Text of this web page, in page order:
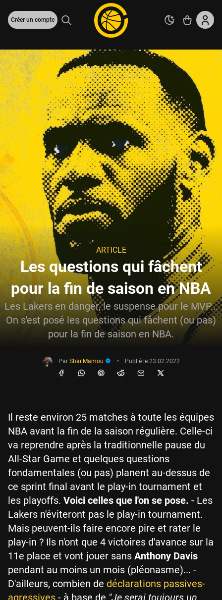
Créer un compte
ARTICLE
Les questions qui fâchent
pour la fin de saison en NBA
Les Lakers en danger, le suspense pour le MVP...
On s'est posé les questions qui fâchent (ou pas)
pour la fin de saison en NBA.
Par Shaï Mamou • Publié le 23.02.2022
Il reste environ 25 matches à toute les équipes
NBA avant la fin de la saison régulière. Celle-ci
va reprendre après la traditionnelle pause du
All-Star Game et quelques questions
fondamentales (ou pas) planent au-dessus de
ce sprint final avant le play-in tournament et
les playoffs. Voici celles que l'on se pose. - Les
Lakers n'éviteront pas le play-in tournament.
Mais peuvent-ils faire encore pire et rater le
play-in ? Ils n'ont que 4 victoires d'avance sur la
11e place et vont jouer sans Anthony Davis
pendant au moins un mois (pléonasme)... -
D'ailleurs, combien de déclarations passives-
agressives - à base de "Je serai toujours un